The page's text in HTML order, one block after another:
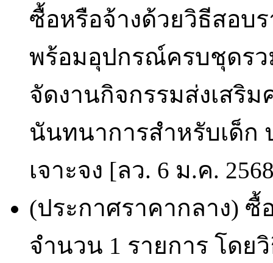
ซื้อหรือจ้างด้วยวิธีสอบ
พร้อมอุปกรณ์ครบชุดรว
จัดงานกิจกรรมส่งเสริ
นันทนาการสำหรับเด็ก
เจาะจง [ลว. 6 ม.ค.
(ประกาศราคากลาง) ซื้
จำนวน 1 รายการ โดย